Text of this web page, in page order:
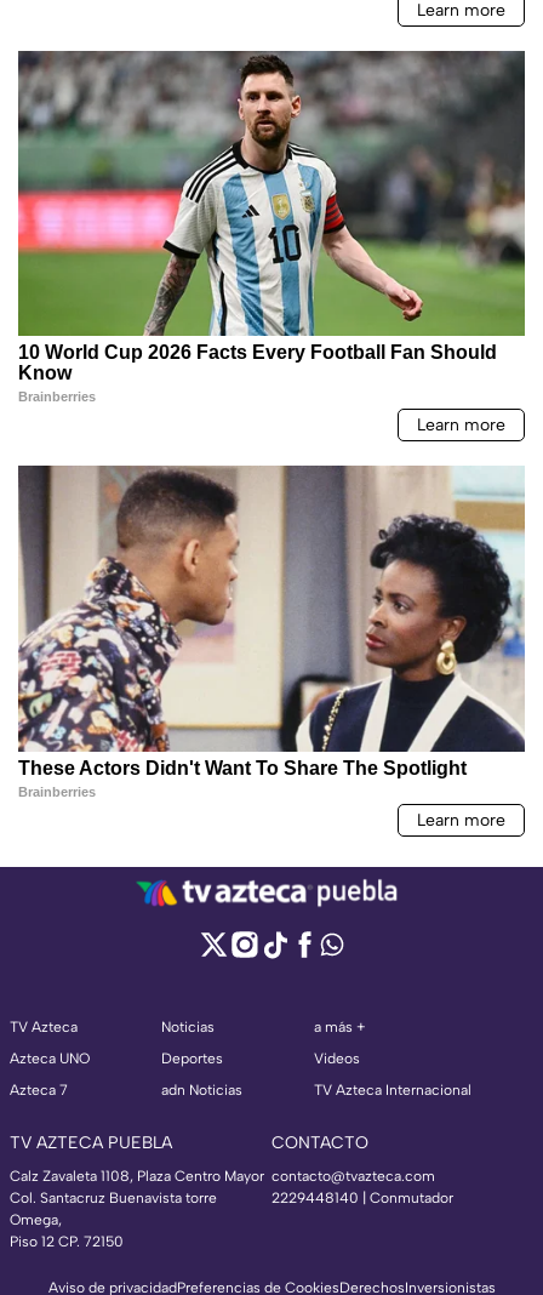
TV Azteca
Azteca UNO
Azteca 7
Noticias
Deportes
adn Noticias
a más +
Videos
TV Azteca Internacional
TV AZTECA PUEBLA
Calz Zavaleta 1108, Plaza Centro Mayor
Col. Santacruz Buenavista torre
Omega,
Piso 12 CP. 72150
CONTACTO
contacto@tvazteca.com
2229448140 | Conmutador
Aviso de privacidadPreferencias de CookiesDerechosInversionistas